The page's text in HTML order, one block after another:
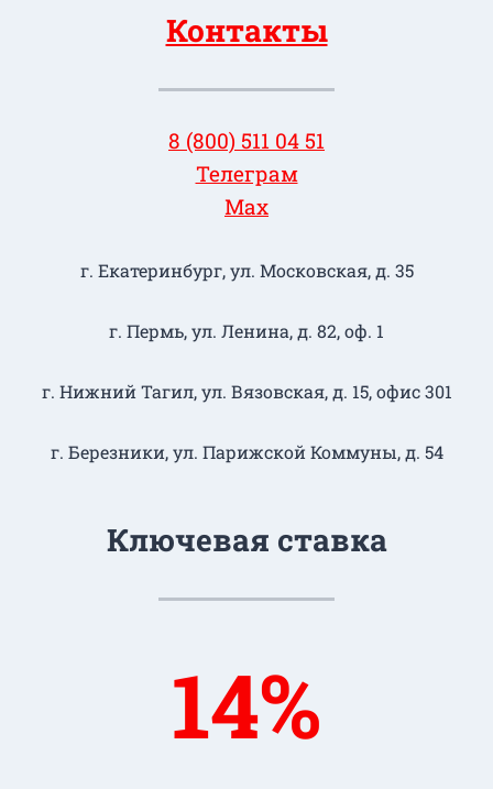
Контакты
8 (800) 511 04 51
Телеграм
Max
г. Екатеринбург, ул. Московская, д. 35
г. Пермь, ул. Ленина, д. 82, оф. 1
г. Нижний Тагил​, ул. Вязовская, д. 15, офис 301
г. Березники, ул. Парижской Коммуны, д. 54
Ключевая ставка
14%